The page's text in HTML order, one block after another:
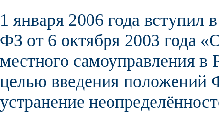
1 января 2006 года вступил
ФЗ от 6 октября 2003 года
местного самоуправления в
целью введения положений
устранение